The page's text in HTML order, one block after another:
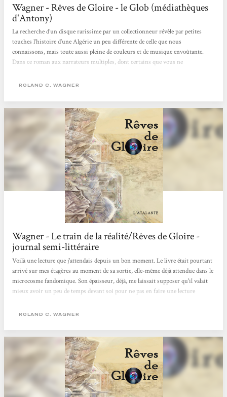
Wagner - Rêves de Gloire - le Glob (médiathèques
d'Antony)
La recherche d’un disque rarissime par un collectionneur révèle par petites
touches l’histoire d’une Algérie un peu différente de celle que nous
connaissons, mais toute aussi pleine de couleurs et de musique envoûtante.
Dans ce roman aux narrateurs multiples, dont certains que vous ne
général, une vision d'ensemble de l’Algérie imaginée par R. C. Wagner. Pas de
dans le présent ou le passé...
ROLAND C. WAGNER
Wagner - Le train de la réalité/Rêves de Gloire -
journal semi-littéraire
Voilà une lecture que j'attendais depuis un bon moment. Le livre était pourtant
arrivé sur mes étagères au moment de sa sortie, elle-même déjà attendue dans le
microcosme fandomique. Son épaisseur, déjà, me laissait supposer qu'il valait
mieux avoir un peu de temps devant soi pour ne pas en faire une lecture
que j'en savais avant, c'est qu'il s'agissait d'une uchronie : et si de Gaule avait
ROLAND C. WAGNER